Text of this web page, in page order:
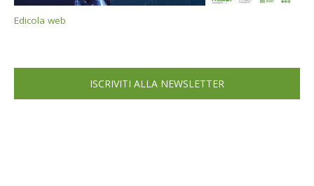
Edicola web
ISCRIVITI ALLA NEWSLETTER